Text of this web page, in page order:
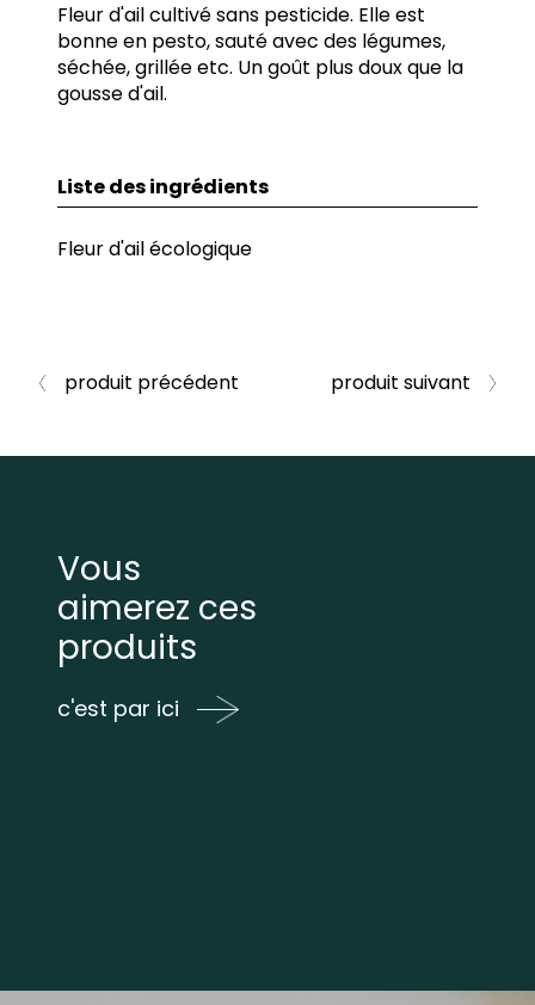
Fleur d'ail cultivé sans pesticide. Elle est
bonne en pesto, sauté avec des légumes,
séchée, grillée etc. Un goût plus doux que la
gousse d'ail.
Liste des ingrédients
Fleur d'ail écologique
produit précédent produit suivant
Vous
aimerez ces
produits
c'est par ici